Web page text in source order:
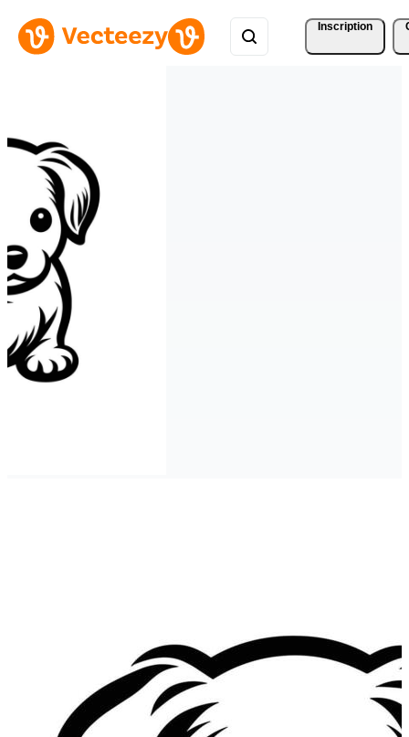
Inscription